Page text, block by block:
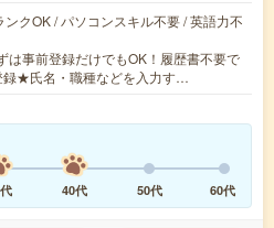
クOK / パソコンスキル不要 / 英語力不
事前登録だけでもOK！履歴書不要で
録★氏名・職種などを入力す…
40代 50代 60代